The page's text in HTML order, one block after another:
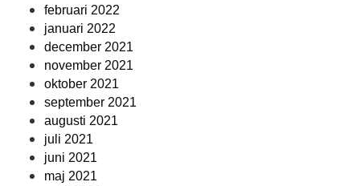
februari 2022
januari 2022
december 2021
november 2021
oktober 2021
september 2021
augusti 2021
juli 2021
juni 2021
maj 2021